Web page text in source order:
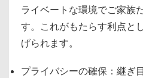
ライベートな環境でご家族
す。これがもたらす利点と
げられます。
プライバシーの確保：継ぎ